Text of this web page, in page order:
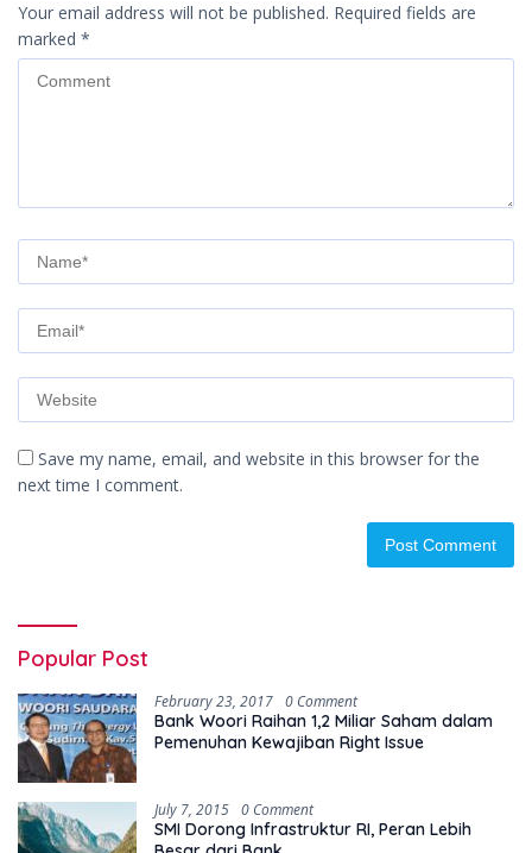
Your email address will not be published. Required fields are
marked *
Save my name, email, and website in this browser for the
next time I comment.
Popular Post
February 23, 2017 0 Comment
Bank Woori Raihan 1,2 Miliar Saham dalam
Pemenuhan Kewajiban Right Issue
July 7, 2015 0 Comment
SMI Dorong Infrastruktur RI, Peran Lebih